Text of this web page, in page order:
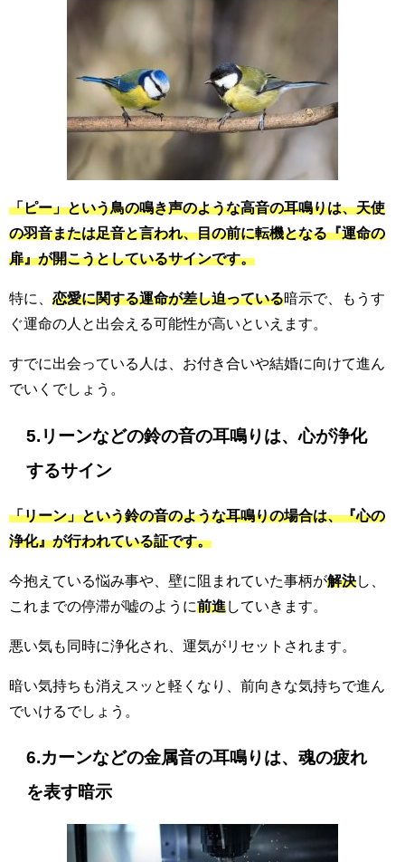
「ピー」という鳥の鳴き声のような高音の耳鳴りは、天使
の羽音または足音と言われ、目の前に転機となる『運命の
扉』が開こうとしているサインです。
特に、 恋愛に関する運命が差し迫っている暗示で、もうす
ぐ運命の人と出会える可能性が高いといえます。
すでに出会っている人は、お付き合いや結婚に向けて進ん
でいくでしょう。
5.リーンなどの鈴の音の耳鳴りは、心が浄化
するサイン
「リーン」という鈴の音のような耳鳴りの場合は、『心の
浄化』が行われている証です。
今抱えている悩み事や、壁に阻まれていた事柄が解決し、
これまでの停滞が嘘のように前進していきます。
悪い気も同時に浄化され、運気がリセットされます。
暗い気持ちも消えスッと軽くなり、前向きな気持ちで進ん
でいけるでしょう。
6.カーンなどの金属音の耳鳴りは、魂の疲れ
を表す暗示